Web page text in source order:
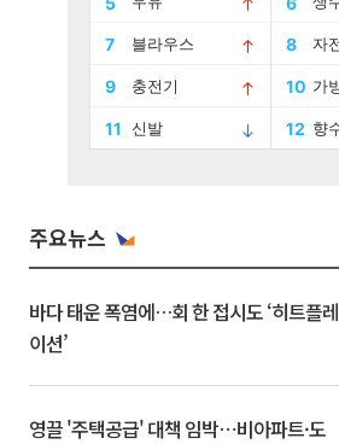
주요뉴스
바다 태운 폭염에…회 한 접시도 ‘히트플레
이션’
영끌 '주택공급' 대책 임박⋯비아파트·도